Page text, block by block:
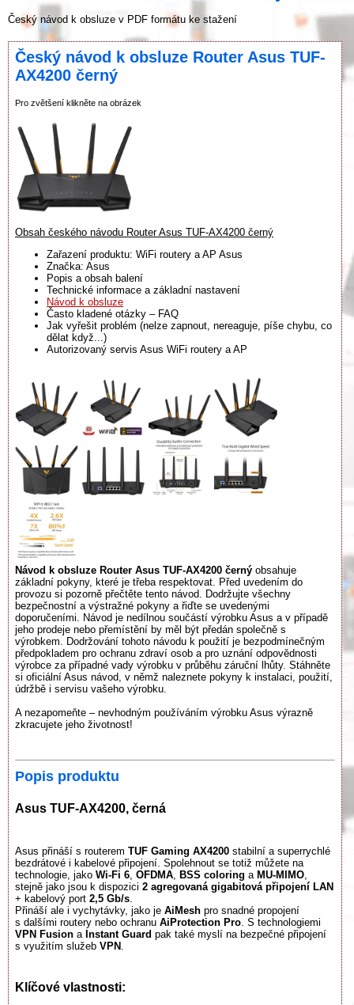
Český návod k obsluze v PDF formátu ke stažení
Český návod k obsluze Router Asus TUF-
AX4200 černý
Pro zvětšení klikněte na obrázek
Obsah českého návodu Router Asus TUF-AX4200 černý
Zařazení produktu: WiFi routery a AP Asus
Značka: Asus
Popis a obsah balení
Technické informace a základní nastavení
Návod k obsluze
Často kladené otázky – FAQ
Jak vyřešit problém (nelze zapnout, nereaguje, píše chybu, co
dělat když...)
Autorizovaný servis Asus WiFi routery a AP
Návod k obsluze Router Asus TUF-AX4200 černý obsahuje
základní pokyny, které je třeba respektovat. Před uvedením do
provozu si pozorně přečtěte tento návod. Dodržujte všechny
bezpečnostní a výstražné pokyny a řiďte se uvedenými
doporučeními. Návod je nedílnou součástí výrobku Asus a v případě
jeho prodeje nebo přemístění by měl být předán společně s
výrobkem. Dodržování tohoto návodu k použití je bezpodmínečným
předpokladem pro ochranu zdraví osob a pro uznání odpovědnosti
výrobce za případné vady výrobku v průběhu záruční lhůty. Stáhněte
si oficiální Asus návod, v němž naleznete pokyny k instalaci, použití,
údržbě i servisu vašeho výrobku.
A nezapomeňte – nevhodným používáním výrobku Asus výrazně
zkracujete jeho životnost!
Popis produktu
Asus TUF-AX4200, černá
Asus přináší s routerem TUF Gaming AX4200 stabilní a superrychlé
bezdrátové i kabelové připojení. Spolehnout se totiž můžete na
technologie, jako Wi-Fi 6 OFDMA BSS coloring a MU-MIMO
stejně jako jsou k dispozici 2 agregovaná gigabitová připojení LAN
+ kabelový port 2,5 Gb/s
Přináší ale i vychytávky, jako je AiMesh pro snadné propojení
s dalšími routery nebo ochranu AiProtection Pro . S technologiemi
VPN Fusion a Instant Guard pak také myslí na bezpečné připojení
s využitím služeb VPN
Klíčové vlastnosti: